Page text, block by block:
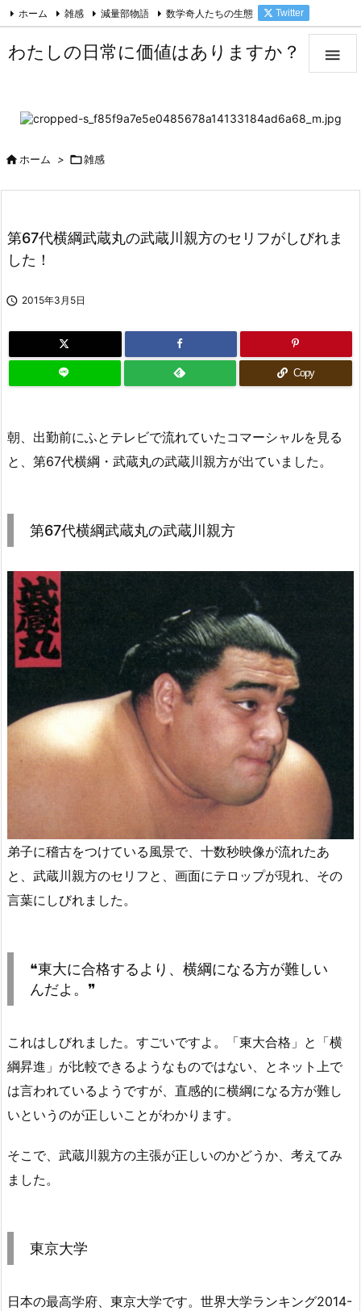

ホーム 雑感 減量部物語 数学奇人たちの生態 Twitter
わたしの日常に価値はありますか？
ホーム > 雑感
第67代横綱武蔵丸の武蔵川親方のセリフがしびれま
した！
 2015年3月5日
Copy
朝、出勤前にふとテレビで流れていたコマーシャルを見る
と、第67代横綱・武蔵丸の武蔵川親方が出ていました。
第67代横綱武蔵丸の武蔵川親方
弟子に稽古をつけている風景で、十数秒映像が流れたあ
と、武蔵川親方のセリフと、画面にテロップが現れ、その
言葉にしびれました。
❝東大に合格するより、横綱になる方が難しい
んだよ。❞
これはしびれました。すごいですよ。「東大合格」と「横
綱昇進」が比較できるようなものではない、とネット上で
は言われているようですが、直感的に横綱になる方が難し
いというのが正しいことがわかります。
そこで、武蔵川親方の主張が正しいのかどうか、考えてみ
ました。
東京大学
日本の最高学府、東京大学です。世界大学ランキング2014-